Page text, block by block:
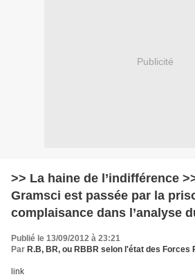
Publicité
>> La haine de l’indifférence
Gramsci est passée par la
complaisance dans l’analyse
Publié le 13/09/2012 à 23:21
Par R.B, BR, ou RBBR selon l'état des Forces
link